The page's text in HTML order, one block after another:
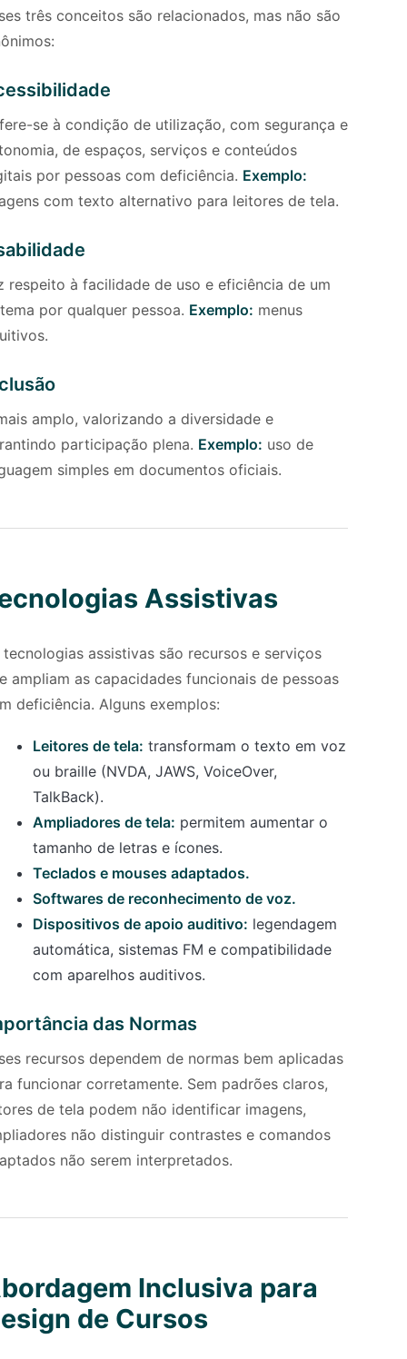
três conceitos são relacionados, mas não são
se à condição de utilização, com segurança e
de espaços, serviços e conteúdos
por pessoas com deficiência. Exemplo:
com texto alternativo para leitores de tela.
respeito à facilidade de uso e eficiência de um
por qualquer pessoa. Exemplo: menus
amplo, valorizando a diversidade e
participação plena. Exemplo: uso de
simples em documentos oficiais.
Assistivas
tecnologias assistivas são recursos e serviços
ampliam as capacidades funcionais de pessoas
deficiência. Alguns exemplos:
Leitores de tela: transformam o texto em voz
ou braille (NVDA, JAWS, VoiceOver,
TalkBack).
Ampliadores de tela: permitem aumentar o
tamanho de letras e ícones.
Teclados e mouses adaptados.
Softwares de reconhecimento de voz.
Dispositivos de apoio auditivo: legendagem
automática, sistemas FM e compatibilidade
com aparelhos auditivos.
das Normas
recursos dependem de normas bem aplicadas
funcionar corretamente. Sem padrões claros,
de tela podem não identificar imagens,
não distinguir contrastes e comandos
não serem interpretados.
Inclusiva para
de Cursos